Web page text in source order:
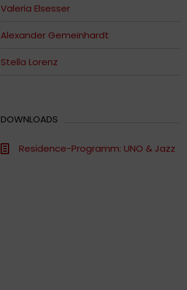
Valeria Elsesser
Alexander Gemeinhardt
Stella Lorenz
DOWNLOADS
Residence-Programm: UNO & Jazz